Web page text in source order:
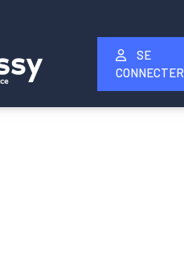
SE
CONNECTER